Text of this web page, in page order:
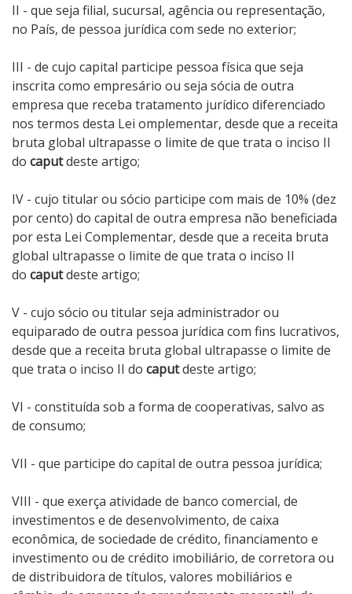
II - que seja filial, sucursal, agência ou representação,
no País, de pessoa jurídica com sede no exterior;
III - de cujo capital participe pessoa física que seja
inscrita como empresário ou seja sócia de outra
empresa que receba tratamento jurídico diferenciado
nos termos desta Lei omplementar, desde que a receita
bruta global ultrapasse o limite de que trata o inciso II
do caputdeste artigo;
IV - cujo titular ou sócio participe com mais de 10% (dez
por cento) do capital de outra empresa não beneficiada
por esta Lei Complementar, desde que a receita bruta
global ultrapasse o limite de que trata o inciso II
do caputdeste artigo;
V - cujo sócio ou titular seja administrador ou
equiparado de outra pessoa jurídica com fins lucrativos,
desde que a receita bruta global ultrapasse o limite de
que trata o inciso II do caputdeste artigo;
VI - constituída sob a forma de cooperativas, salvo as
de consumo;
VII - que participe do capital de outra pessoa jurídica;
VIII - que exerça atividade de banco comercial, de
investimentos e de desenvolvimento, de caixa
econômica, de sociedade de crédito, financiamento e
investimento ou de crédito imobiliário, de corretora ou
de distribuidora de títulos, valores mobiliários e